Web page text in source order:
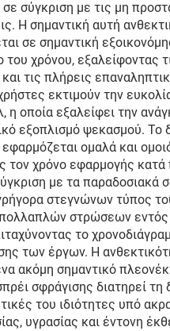
σε σύγκριση με τις μη
Η σημαντική αυτή
σε σημαντική
του χρόνου, εξαλείφοντας
τις πλήρεις
εκτιμούν την
η οποία εξαλείφει την
εξοπλισμό ψεκασμού. Το
ομαλά και
τον χρόνο εφαρμογής κατά
με τα παραδοσιακά
στεγνώνων τύπος
στρώσεων εντός
το
των έργων. Η
ακόμη σημαντικό
σφράγισης διατηρεί τη
του ιδιότητες υπό
υγρασίας και έντονη